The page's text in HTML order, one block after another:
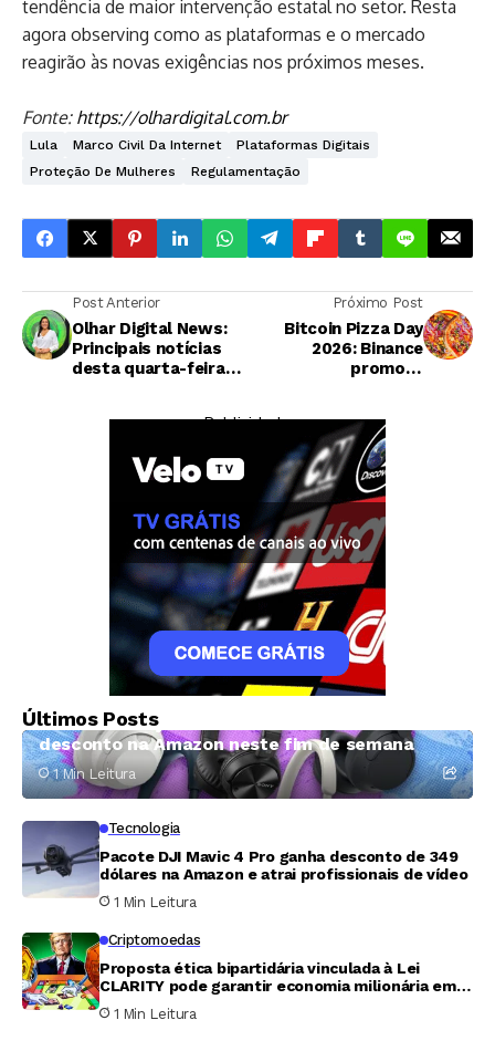
tendência de maior intervenção estatal no setor. Resta
agora observing como as plataformas e o mercado
reagirão às novas exigências nos próximos meses.
Fonte: https://olhardigital.com.br
Lula Marco Civil Da Internet
Plataformas Digitais
Proteção De Mulheres
Regulamentação
Post Anterior
Olhar Digital News:
Principais notícias
desta quarta-feira
Próximo Post
Bitcoin Pizza Day
2026: Binance
promove
— Publicidade —
Últimos Posts
Fones da Sony têm até mais de 50% de
desconto na Amazon neste fim de semana
1 Min Leitura
Tecnologia
Pacote DJI Mavic 4 Pro ganha desconto de 349
dólares na Amazon e atrai profissionais de vídeo
1 Min Leitura
Criptomoedas
Proposta ética bipartidária vinculada à Lei
CLARITY pode garantir economia milionária em
tributos para Trump
1 Min Leitura